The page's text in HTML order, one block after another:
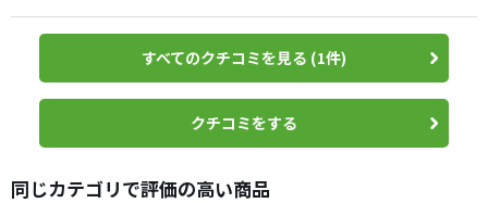
くれて止まる。
その中間所のボールはないかなとあれこれ試した結果、こ
れに行き付きました。
性能的には本当に中間所。
打感はXよりXS寄りの打感かな…
耐久性に関してはツアーBに劣るかも知れないけど番手が大
もしっかり入ってくれる万能型のボールと感じます。
すべてのクチコミを見る (1件)
クチコミをする
同じカテゴリで評価の高い商品